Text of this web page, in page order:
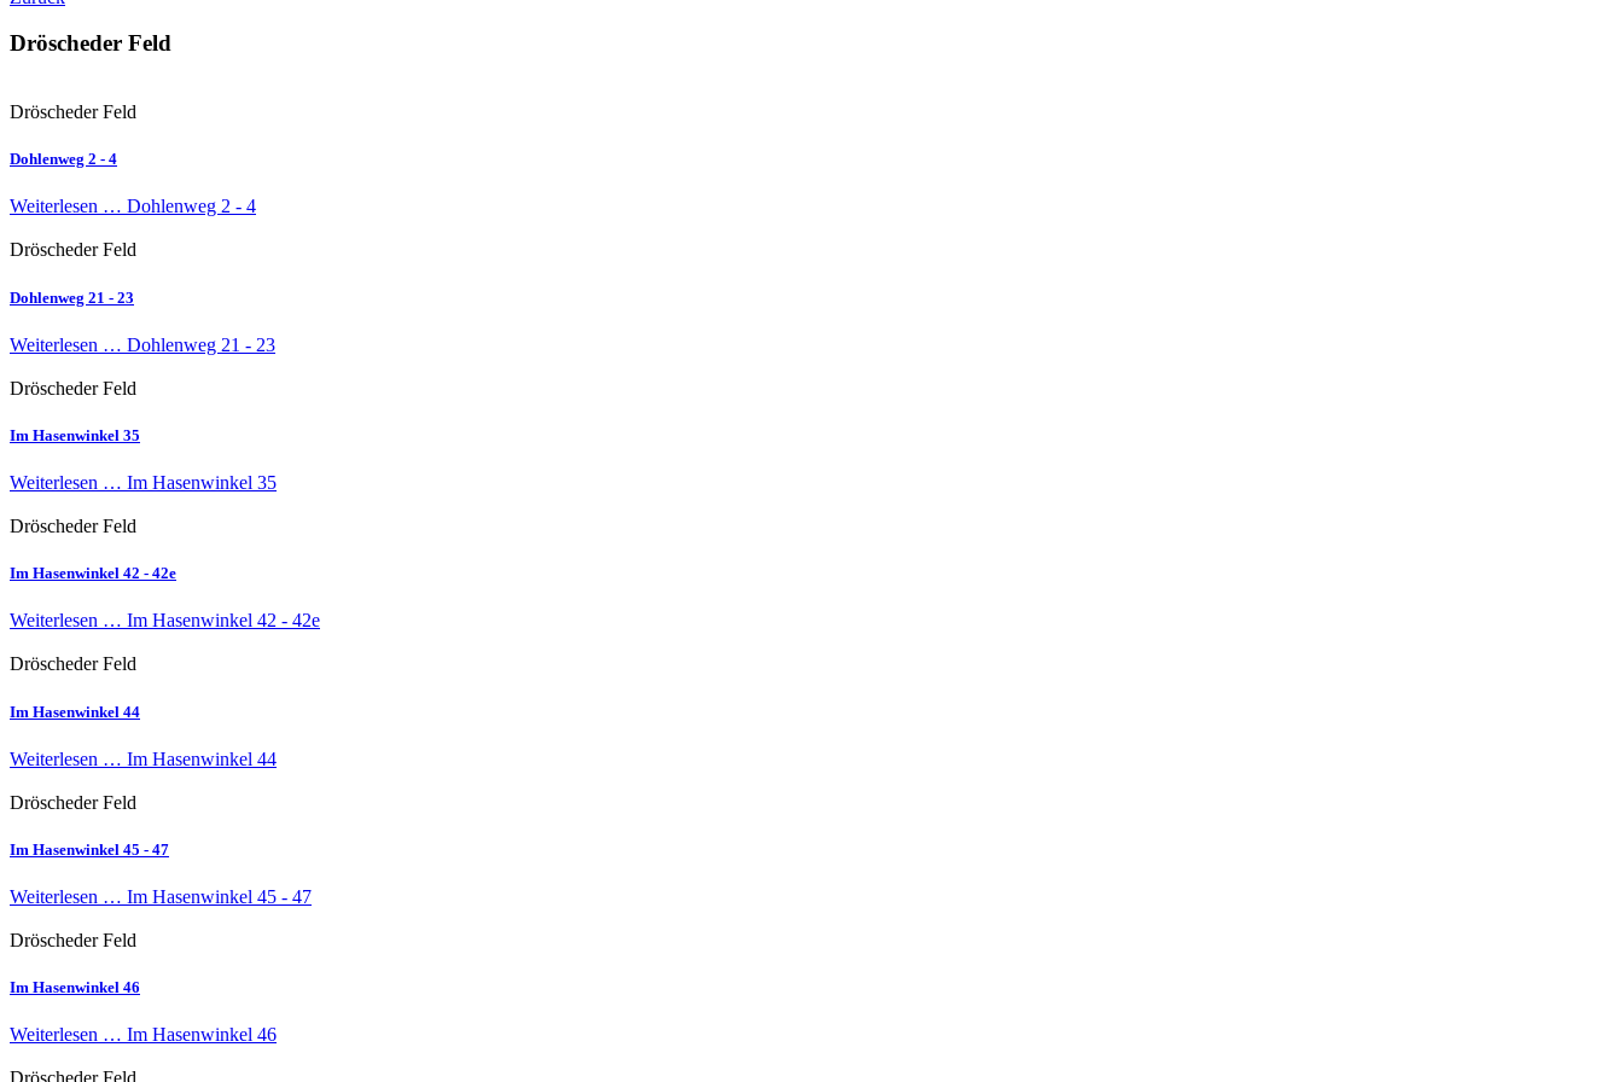
Dröscheder Feld
Dröscheder Feld
Dohlenweg 2 - 4
Weiterlesen … Dohlenweg 2 - 4
Dröscheder Feld
Dohlenweg 21 - 23
Weiterlesen … Dohlenweg 21 - 23
Dröscheder Feld
Im Hasenwinkel 35
Weiterlesen … Im Hasenwinkel 35
Dröscheder Feld
Im Hasenwinkel 42 - 42e
Weiterlesen … Im Hasenwinkel 42 - 42e
Dröscheder Feld
Im Hasenwinkel 44
Weiterlesen … Im Hasenwinkel 44
Dröscheder Feld
Im Hasenwinkel 45 - 47
Weiterlesen … Im Hasenwinkel 45 - 47
Dröscheder Feld
Im Hasenwinkel 46
Weiterlesen … Im Hasenwinkel 46